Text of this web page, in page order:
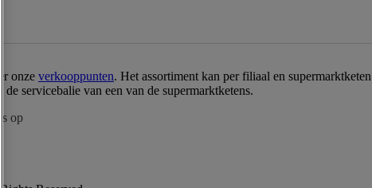
onze verkooppunten. Het assortiment kan per filiaal en
servicebalie van een van de supermarktketens.
op